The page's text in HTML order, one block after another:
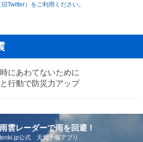
Twitter）をご利用ください。
にあわてないために
行動で防災力アップ
雨雲レーダーで雨を回避！
tenki.jp公式 天気予報アプリ